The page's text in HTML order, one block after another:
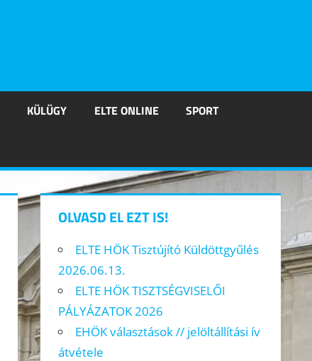
KÜLÜGY ELTE ONLINE SPORT
OLVASD EL EZT IS!
ELTE HÖK Tisztújító Küldöttgyűlés
2026.06.13.
ELTE HÖK TISZTSÉGVISELŐI
PÁLYÁZATOK 2026
EHÖK választások // jelöltállítási ív
átvétele